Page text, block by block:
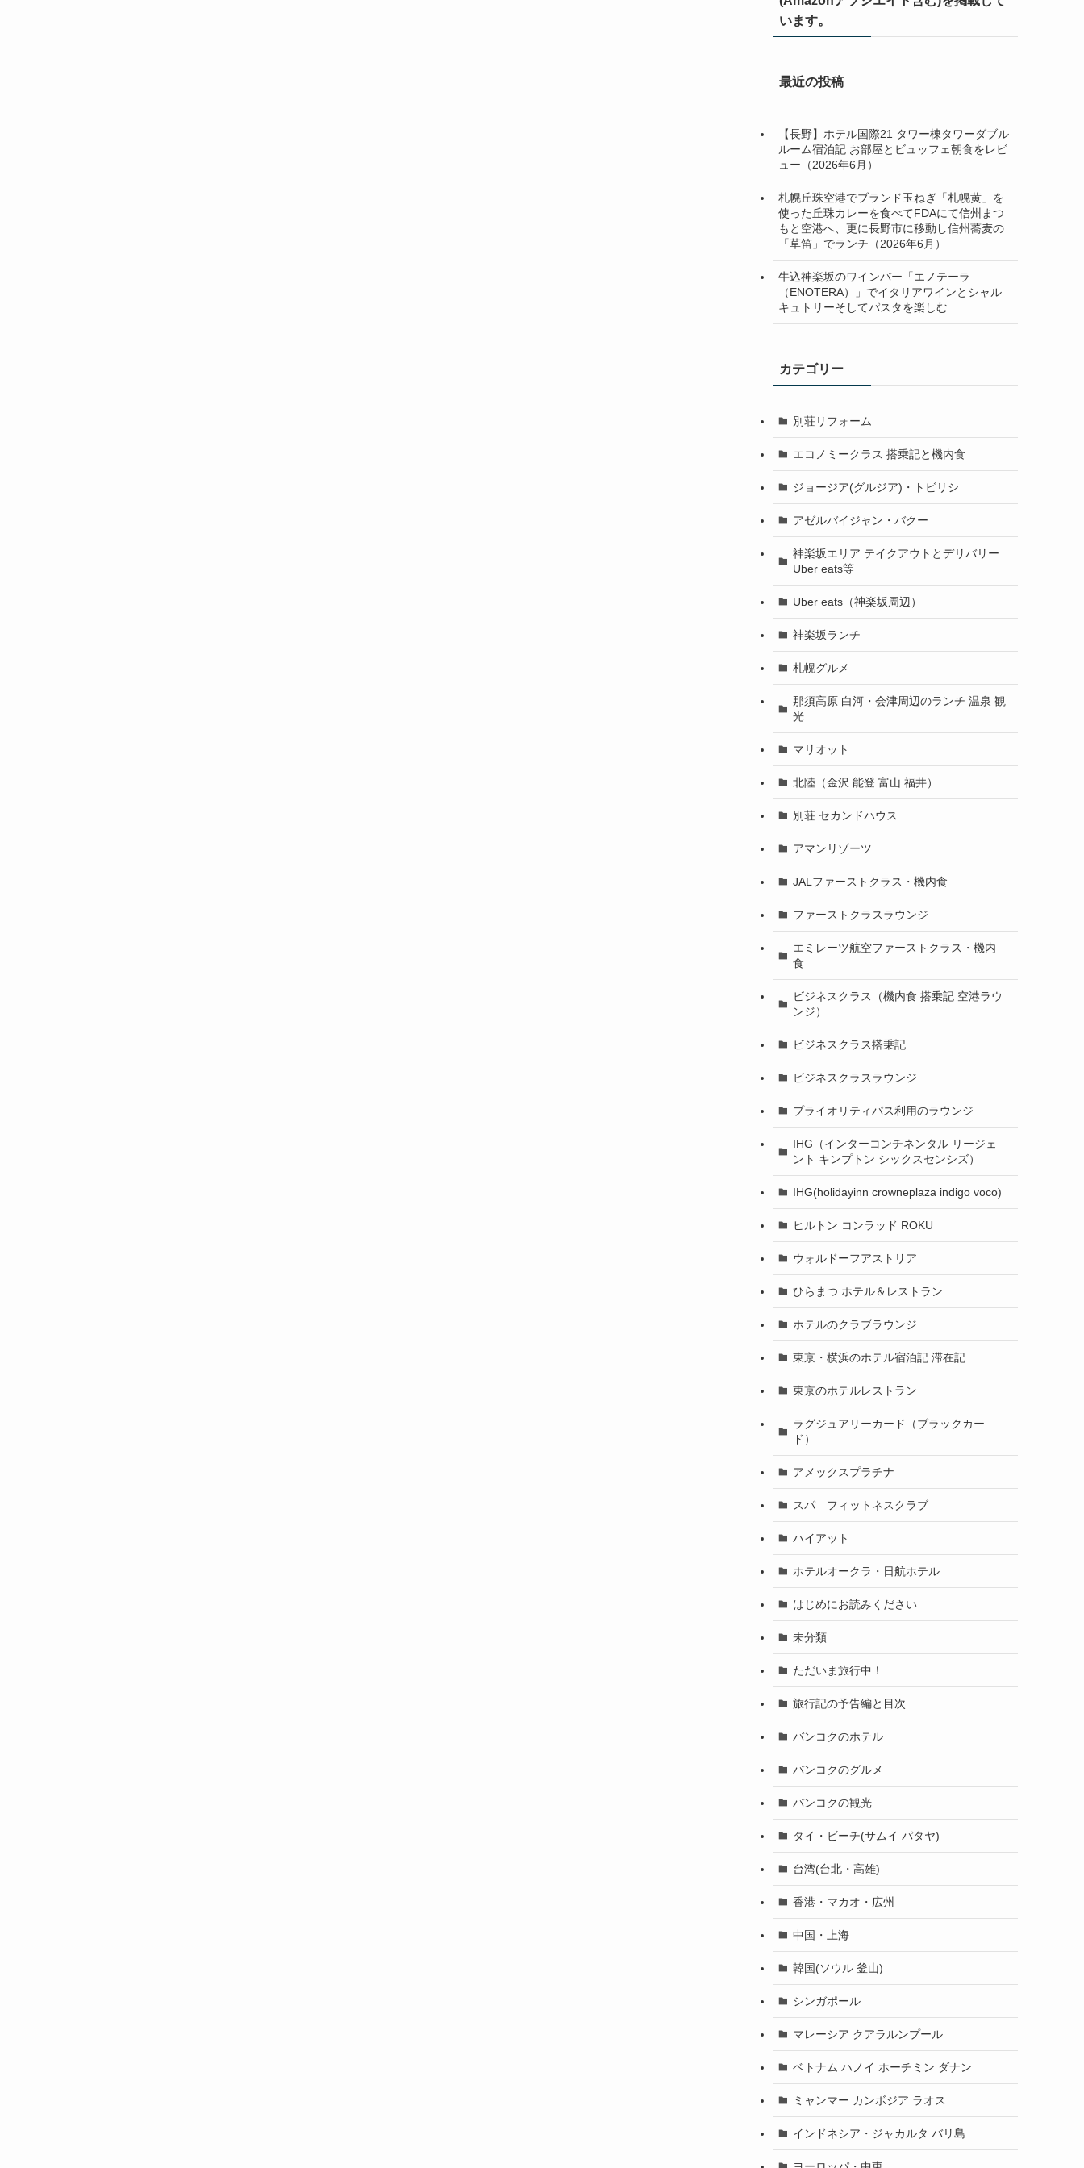
います。
最近の投稿
【長野】ホテル国際21 タワー棟タワーダブル
ルーム宿泊記 お部屋とビュッフェ朝食をレビ
ュー（2026年6月）
札幌丘珠空港でブランド玉ねぎ「札幌黄」を
使った丘珠カレーを食べてFDAにて信州まつ
もと空港へ、更に長野市に移動し信州蕎麦の
「草笛」でランチ（2026年6月）
牛込神楽坂のワインバー「エノテーラ
（ENOTERA）」でイタリアワインとシャル
キュトリーそしてパスタを楽しむ
カテゴリー
別荘リフォーム
エコノミークラス 搭乗記と機内食
ジョージア(グルジア)・トビリシ
アゼルバイジャン・バクー
神楽坂エリア テイクアウトとデリバリー
Uber eats等
Uber eats（神楽坂周辺）
神楽坂ランチ
札幌グルメ
那須高原 白河・会津周辺のランチ 温泉 観
光
マリオット
北陸（金沢 能登 富山 福井）
別荘 セカンドハウス
アマンリゾーツ
JALファーストクラス・機内食
ファーストクラスラウンジ
エミレーツ航空ファーストクラス・機内
食
ビジネスクラス（機内食 搭乗記 空港ラウ
ンジ）
ビジネスクラス搭乗記
ビジネスクラスラウンジ
プライオリティパス利用のラウンジ
IHG（インターコンチネンタル リージェ
ント キンプトン シックスセンシズ）
IHG(holidayinn crowneplaza indigo voco)
ヒルトン コンラッド ROKU
ウォルドーフアストリア
ひらまつ ホテル＆レストラン
ホテルのクラブラウンジ
東京・横浜のホテル宿泊記 滞在記
東京のホテルレストラン
ラグジュアリーカード（ブラックカー
ド）
アメックスプラチナ
スパ フィットネスクラブ
ハイアット
ホテルオークラ・日航ホテル
はじめにお読みください
未分類
ただいま旅行中！
旅行記の予告編と目次
バンコクのホテル
バンコクのグルメ
バンコクの観光
タイ・ビーチ(サムイ パタヤ)
台湾(台北・高雄)
香港・マカオ・広州
中国・上海
韓国(ソウル 釜山)
シンガポール
マレーシア クアラルンプール
ベトナム ハノイ ホーチミン ダナン
ミャンマー カンボジア ラオス
インドネシア・ジャカルタ バリ島